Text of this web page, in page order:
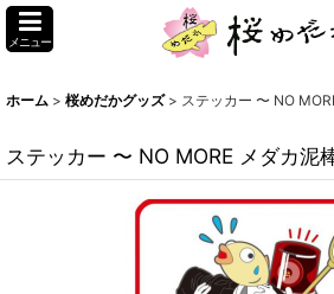
メニュー
ホーム > 桜めだかグッズ > ステッカー 〜 NO
ステッカー 〜 NO MORE メダカ泥